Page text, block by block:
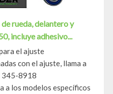
rueda, delantero y
incluye adhesivo...
el ajuste
con el ajuste, llama a
345-8918
a los modelos específicos